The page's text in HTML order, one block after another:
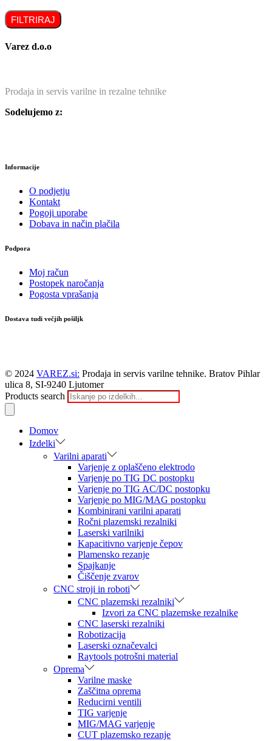
FILTRIRAJ
Varez d.o.o
Prodaja in servis varilne in rezalne tehnike
Sodelujemo z:
Informacije
O podjetju
Kontakt
Pogoji uporabe
Dobava in način plačila
Podpora
Moj račun
Postopek naročanja
Pogosta vprašanja
Dostava tudi večjih pošiljk
© 2024 VAREZ.si: Prodaja in servis varilne tehnike. Bratov Pihlar
ulica 8, SI-9240 Ljutomer
Products search
Domov
Izdelki
Varilni aparati
Varjenje z oplaščeno elektrodo
Varjenje po TIG DC postopku
Varjenje po TIG AC/DC postopku
Varjenje po MIG/MAG postopku
Kombinirani varilni aparati
Ročni plazemski rezalniki
Laserski varilniki
Kapacitivno varjenje čepov
Plamensko rezanje
Spajkanje
Čiščenje zvarov
CNC stroji in roboti
CNC plazemski rezalniki
Izvori za CNC plazemske rezalnike
CNC laserski rezalniki
Robotizacija
Laserski označevalci
Raytools potrošni material
Oprema
Varilne maske
Zaščitna oprema
Reducirni ventili
TIG varjenje
MIG/MAG varjenje
CUT plazemsko rezanje